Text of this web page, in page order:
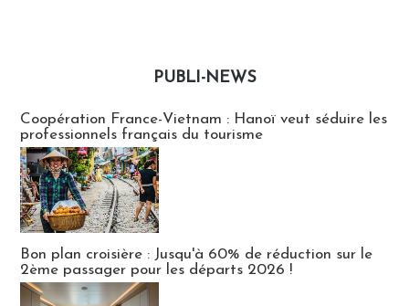
PUBLI-NEWS
Coopération France-Vietnam : Hanoï veut séduire les
professionnels français du tourisme
Bon plan croisière : Jusqu'à 60% de réduction sur le
2ème passager pour les départs 2026 !